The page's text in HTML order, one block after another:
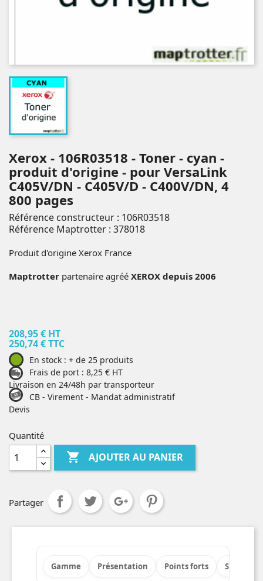
Xerox - 106R03518 - Toner - cyan -
produit d'origine - pour VersaLink
C405V/DN - C405V/D - C400V/DN, 4
800 pages
Référence constructeur : 106R03518
Référence Maptrotter : 378018
Produit d'origine Xerox France
Maptrotter partenaire agréé XEROX depuis 2006
208,95 € HT
250,74 € TTC
En stock : + de 25 produits
Frais de port : 8,25 € HT
Livraison en 24/48h par transporteur
CB - Virement - Mandat administratif
Devis
Quantité
 AJOUTER AU PANIER
Partager
Gamme Présentation Points forts